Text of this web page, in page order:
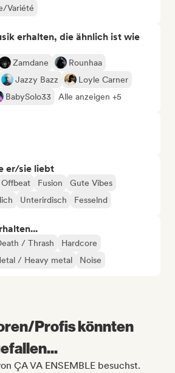
Variété
erhalten, die ähnlich ist wie
Zamdane
Rounhaa
Jazzy Bazz
Loyle Carner
BabySolo33 Alle anzeigen +5
er/sie liebt
Offbeat Fusion
Gute Vibes
Unterirdisch Fesselnd
/ Thrash
Hardcore
/ Heavy metal Noise
Profis könnten
ÇA VA ENSEMBLE besuchst.